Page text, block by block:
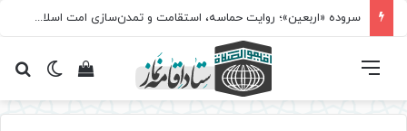
سروده‌ «اربعین»؛ روایت حماسه، استقامت و تمدن‌سازی امت اسلامی
تغییرمشاهده فهرست